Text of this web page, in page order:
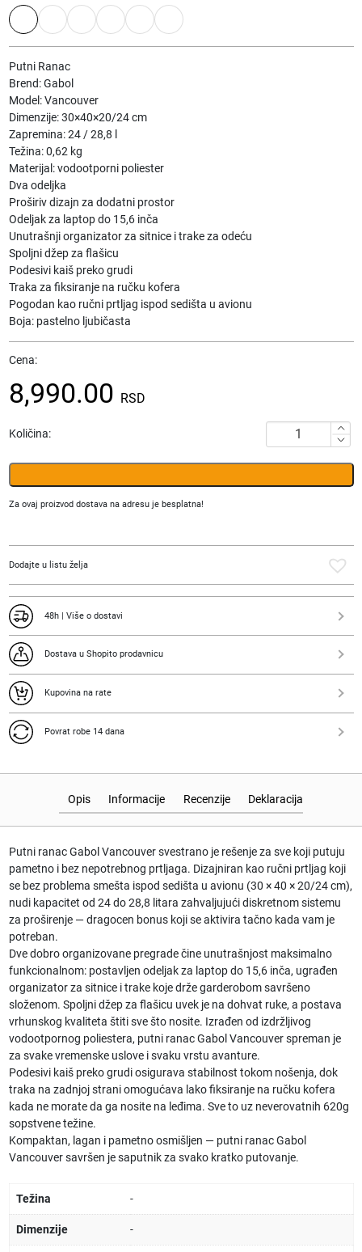
Putni Ranac
Brend: Gabol
Model: Vancouver
Dimenzije: 30×40×20/24 cm
Zapremina: 24 / 28,8 l
Težina: 0,62 kg
Materijal: vodootporni poliester
Dva odeljka
Proširiv dizajn za dodatni prostor
Odeljak za laptop do 15,6 inča
Unutrašnji organizator za sitnice i trake za odeću
Spoljni džep za flašicu
Podesivi kaiš preko grudi
Traka za fiksiranje na ručku kofera
Pogodan kao ručni prtljag ispod sedišta u avionu
Boja: pastelno ljubičasta
Cena:
8,990.00 RSD
Količina:
Ranac
Gabol
Za ovaj proizvod dostava na adresu je besplatna!
Dodajte u listu želja
48h | Više o dostavi
Dostava u Shopito prodavnicu
Kupovina na rate
Povrat robe 14 dana
Opis Deklaracija
Informacije Recenzije
Putni ranac Gabol Vancouver svestrano je rešenje za sve koji putuju
pametno i bez nepotrebnog prtljaga. Dizajniran kao ručni prtljag koji
se bez problema smešta ispod sedišta u avionu (30 × 40 × 20/24 cm),
nudi kapacitet od 24 do 28,8 litara zahvaljujući diskretnom sistemu
za proširenje — dragocen bonus koji se aktivira tačno kada vam je
potreban.
Dve dobro organizovane pregrade čine unutrašnjost maksimalno
funkcionalnom: postavljen odeljak za laptop do 15,6 inča, ugrađen
organizator za sitnice i trake koje drže garderobom savršeno
složenom. Spoljni džep za flašicu uvek je na dohvat ruke, a postava
vrhunskog kvaliteta štiti sve što nosite. Izrađen od izdržljivog
vodootpornog poliestera, putni ranac Gabol Vancouver spreman je
za svake vremenske uslove i svaku vrstu avanture.
Podesivi kaiš preko grudi osigurava stabilnost tokom nošenja, dok
traka na zadnjoj strani omogućava lako fiksiranje na ručku kofera
kada ne morate da ga nosite na leđima. Sve to uz neverovatnih 620g
sopstvene težine.
Kompaktan, lagan i pametno osmišljen — putni ranac Gabol
Vancouver savršen je saputnik za svako kratko putovanje.
Težina -
Dimenzije -